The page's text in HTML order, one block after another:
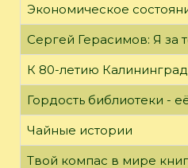
Экономическое
Сергей Герасимов: Я за
К 80-летию
Гордость библиотеки -
Чайные истории
Твой компас в мире книг